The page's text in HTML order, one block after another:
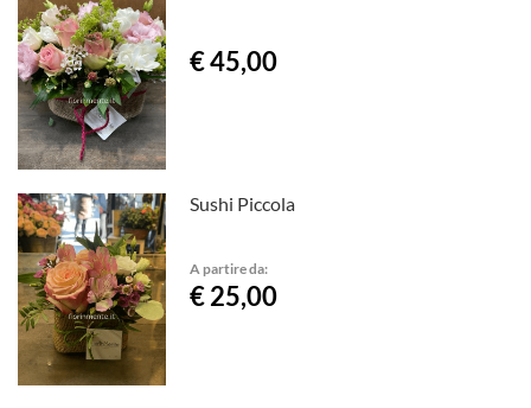
€ 45,00
Sushi Piccola
A partire da:
€ 25,00